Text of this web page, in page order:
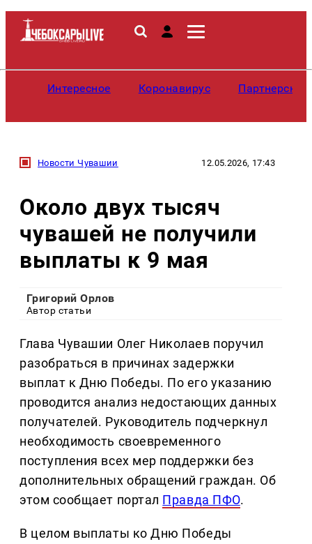
Интересное Коронавирус
Новости Чувашии 12.05.2026, 17:43
Около двух тысяч
чувашей не получили
выплаты к 9 мая
Григорий Орлов
Автор статьи
Глава Чувашии Олег Николаев поручил
разобраться в причинах задержки
выплат к Дню Победы. По его указанию
проводится анализ недостающих данных
получателей. Руководитель подчеркнул
необходимость своевременного
поступления всех мер поддержки без
дополнительных обращений граждан. Об
этом сообщает портал Правда ПФО.
В целом выплаты ко Дню Победы